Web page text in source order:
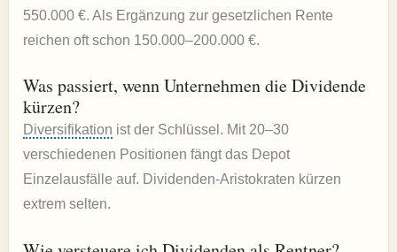
550.000 €. Als Ergänzung zur gesetzlichen Rente
reichen oft schon 150.000–200.000 €.
Was passiert, wenn Unternehmen die Dividende
kürzen?
Diversifikation ist der Schlüssel. Mit 20–30
verschiedenen Positionen fängt das Depot
Einzelausfälle auf. Dividenden-Aristokraten kürzen
extrem selten.